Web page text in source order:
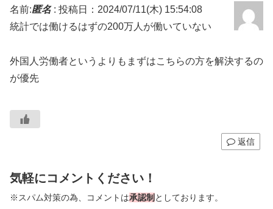
名前:匿名: 投稿日：2024/07/11(木) 15:54:08
統計では働けるはずの200万人が働いていない
外国人労働者というよりもまずはこちらの方を解決するの
が優先
返信
気軽にコメントください！
※スパム対策の為、コメントは承認制 としております。